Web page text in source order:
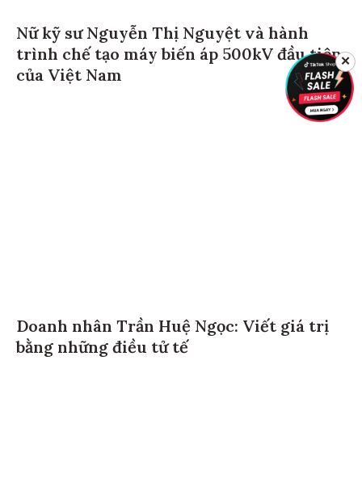
Nữ kỹ sư Nguyễn Thị Nguyệt và hành
trình chế tạo máy biến áp 500kV đầu tiên
của Việt Nam
Doanh nhân Trần Huệ Ngọc: Viết giá trị
bằng những điều tử tế
✕